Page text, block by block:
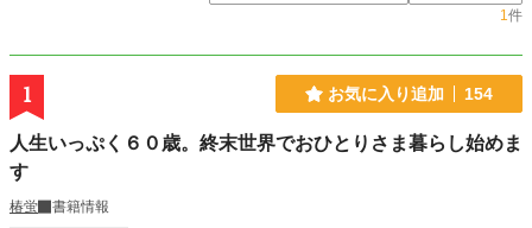
1件
1 お気に入り追加 154
人生いっぷく６０歳。終末世界でおひとりさま暮らし始めま
す
椿蛍
書籍情報